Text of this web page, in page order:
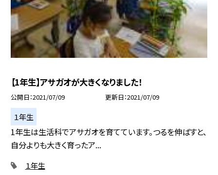
【1年生】アサガオが大きくなりました！
公開日 2021/07/09 更新日 2021/07/09
１年生
1年生は生活科でアサガオを育てています。つるを伸ばすと、
自分よりも大きく育ったア...
１年生